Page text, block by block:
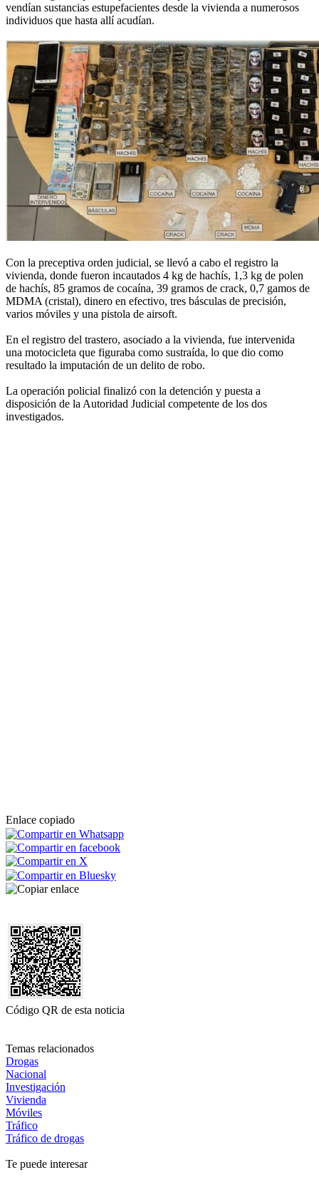
vendían sustancias estupefacientes desde la vivienda a numerosos
individuos que hasta allí acudían.
Con la preceptiva orden judicial, se llevó a cabo el registro la
vivienda, donde fueron incautados 4 kg de hachís, 1,3 kg de polen
de hachís, 85 gramos de cocaína, 39 gramos de crack, 0,7 gamos de
MDMA (cristal), dinero en efectivo, tres básculas de precisión,
varios móviles y una pistola de airsoft.
En el registro del trastero, asociado a la vivienda, fue intervenida
una motocicleta que figuraba como sustraída, lo que dio como
resultado la imputación de un delito de robo.
La operación policial finalizó con la detención y puesta a
disposición de la Autoridad Judicial competente de los dos
investigados.
Enlace copiado
Código QR de esta noticia
Temas relacionados
Drogas
Nacional
Investigación
Vivienda
Móviles
Tráfico
Tráfico de drogas
Te puede interesar